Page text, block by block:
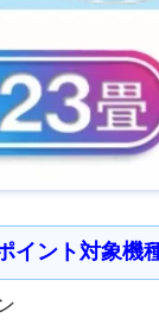
イント対象機